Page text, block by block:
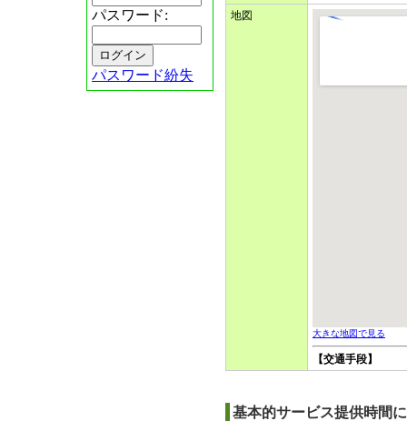
パスワード:
パスワード紛失
地図
大きな地図で見る
【交通手段】
基本的サービス提供時間